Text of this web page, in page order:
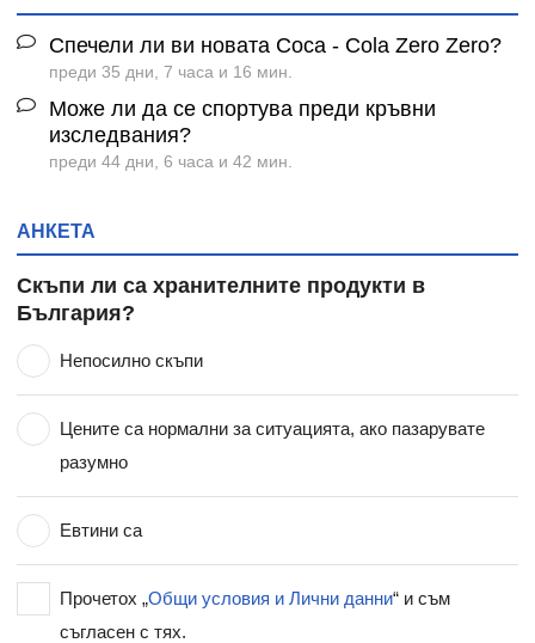
Спечели ли ви новата Coca - Cola Zero Zero?
преди 35 дни, 7 часа и 16 мин.
Може ли да се спортува преди кръвни
изследвания?
преди 44 дни, 6 часа и 42 мин.
АНКЕТА
Скъпи ли са хранителните продукти в
България?
Непосилно скъпи
Цените са нормални за ситуацията, ако пазарувате
разумно
Евтини са
Прочетох „Общи условия и Лични данни“ и съм
съгласен с тях.